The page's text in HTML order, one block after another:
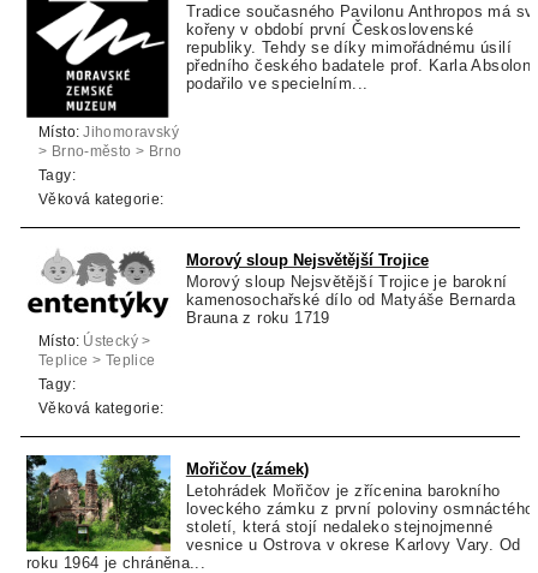
Tradice současného Pavilonu Anthropos má
kořeny v období první Československé
republiky. Tehdy se díky mimořádnému úsilí
předního českého badatele prof. Karla
podařilo ve specielním...
Místo: Jihomoravský
> Brno-město > Brno
Tagy:
Věková kategorie:
Morový sloup Nejsvětější Trojice
Morový sloup Nejsvětější Trojice je barokní
kamenosochařské dílo od Matyáše Bernarda
Brauna z roku 1719
Místo: Ústecký >
Teplice > Teplice
Tagy:
Věková kategorie:
Mořičov (zámek)
Letohrádek Mořičov je zřícenina barokního
loveckého zámku z první poloviny osmnáctého
století, která stojí nedaleko stejnojmenné
vesnice u Ostrova v okrese Karlovy Vary. Od
roku 1964 je chráněna...